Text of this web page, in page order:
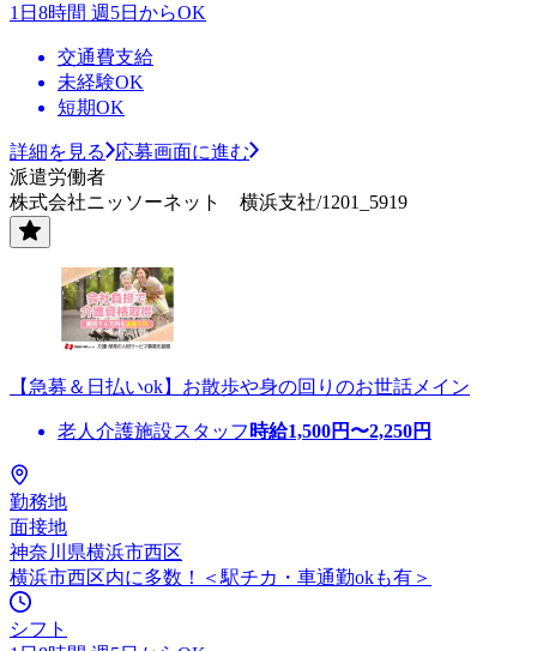
1日8時間 週5日からOK
交通費支給
未経験OK
短期OK
詳細を見る
応募画面に進む
派遣労働者
株式会社ニッソーネット 横浜支社/1201_5919
【急募＆日払いok】お散歩や身の回りのお世話メイン
老人介護施設スタッフ 時給1,500円〜2,250円
勤務地
面接地
神奈川県横浜市西区
横浜市西区内に多数！＜駅チカ・車通勤okも有＞
シフト